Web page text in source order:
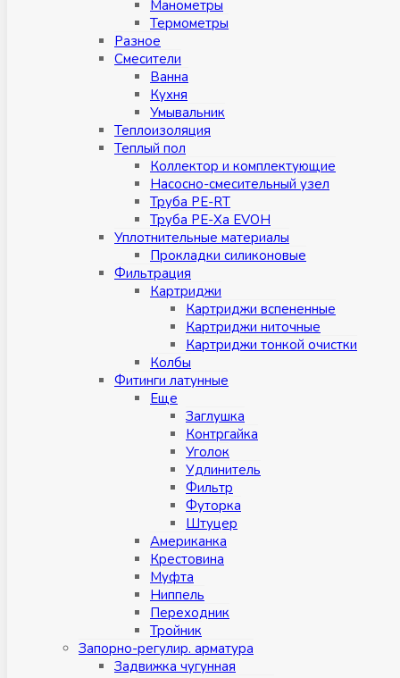
Манометры
Термометры
Разное
Смесители
Ванна
Кухня
Умывальник
Теплоизоляция
Теплый пол
Коллектор и комплектующие
Насосно-смесительный узел
Труба PE-RT
Труба PE-Xa EVOH
Уплотнительные материалы
Прокладки силиконовые
Фильтрация
Картриджи
Картриджи вспененные
Картриджи ниточные
Картриджи тонкой очистки
Колбы
Фитинги латунные
Eщe
Заглушка
Контргайка
Уголок
Удлинитель
Фильтр
Футорка
Штуцер
Американка
Крестовина
Муфта
Ниппель
Переходник
Тройник
Запорно-регулир. арматура
Задвижка чугунная